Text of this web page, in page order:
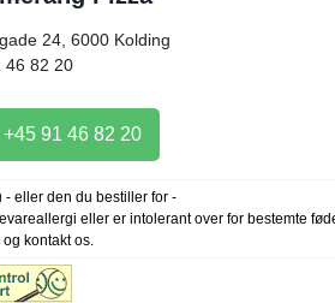
24, 6000 Kolding
46 82 20
+45 91 46 82 20
- eller den du bestiller for -
eller er intolerant over for bestemte
og kontakt os.